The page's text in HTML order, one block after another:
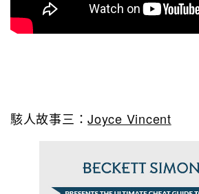
駭人故事三：Joyce Vincent